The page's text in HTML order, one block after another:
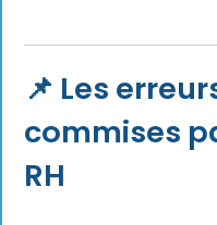
📌 Les
commises
RH